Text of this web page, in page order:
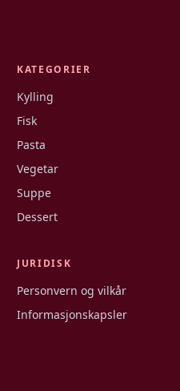
KATEGORIER
Kylling
Fisk
Pasta
Vegetar
Suppe
Dessert
JURIDISK
Personvern og vilkår
Informasjonskapsler